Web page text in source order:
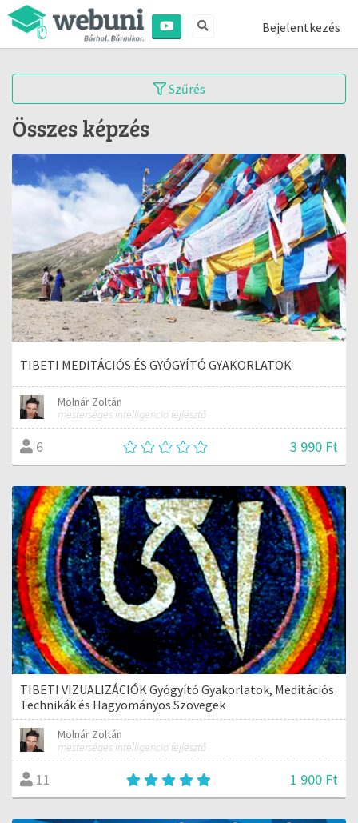
Bejelentkezés
Szűrés
Összes képzés
TIBETI MEDITÁCIÓS ÉS GYÓGYÍTÓ GYAKORLATOK
Molnár Zoltán
mesterséges intelligencia fejlesztő
6 3 990 Ft
TIBETI VIZUALIZÁCIÓK Gyógyító Gyakorlatok, Meditációs
Technikák és Hagyományos Szövegek
Molnár Zoltán
mesterséges intelligencia fejlesztő
11 1 900 Ft